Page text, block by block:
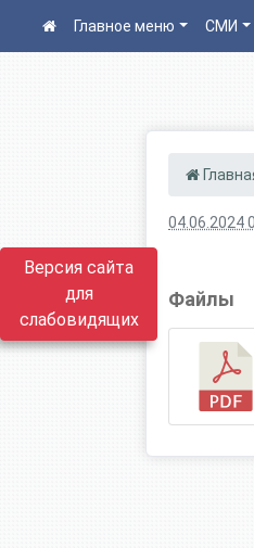
Версия сайта
для
слабовидящих
Главное меню СМИ
04.06.2024
Файлы